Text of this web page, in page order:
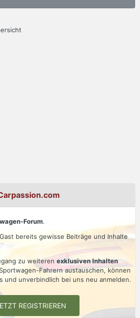
Forum.
bereits gewisse Beiträge und Inhalte
zu weiterenexklusiven Inhalten
Fahrern austauschen, können
und unverbindlich bei uns neu anmelden.
REGISTRIEREN